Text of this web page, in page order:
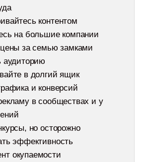
контентом
на большие компании
цены за семью замками
аудиторию
в долгий ящик
и конверсий
в сообществах и у
но осторожно
эффективность
окупаемости